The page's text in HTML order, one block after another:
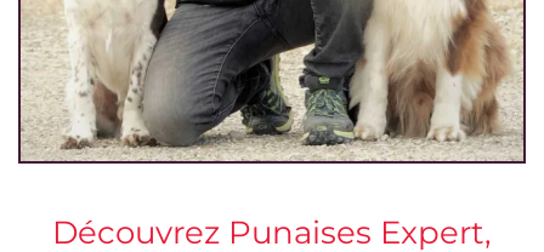
Découvrez Punaises Expert,